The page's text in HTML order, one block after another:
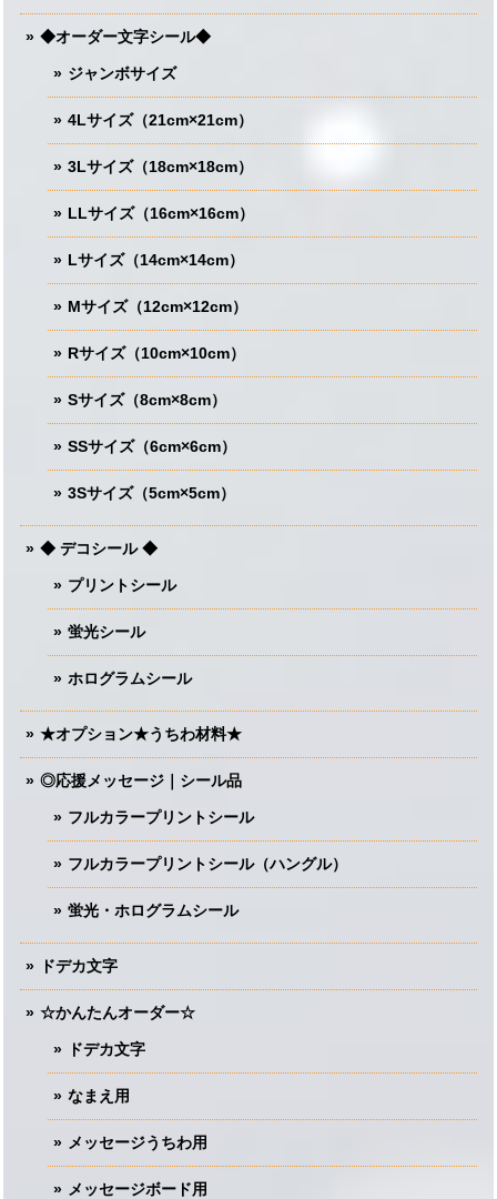
◆オーダー文字シール◆
ジャンボサイズ
4Lサイズ（21cm×21cm）
3Lサイズ（18cm×18cm）
LLサイズ（16cm×16cm）
Lサイズ（14cm×14cm）
Mサイズ（12cm×12cm）
Rサイズ（10cm×10cm）
Sサイズ（8cm×8cm）
SSサイズ（6cm×6cm）
3Sサイズ（5cm×5cm）
◆ デコシール ◆
プリントシール
蛍光シール
ホログラムシール
★オプション★うちわ材料★
◎応援メッセージ｜シール品
フルカラープリントシール
フルカラープリントシール（ハングル）
蛍光・ホログラムシール
ドデカ文字
☆かんたんオーダー☆
ドデカ文字
なまえ用
メッセージうちわ用
メッセージボード用